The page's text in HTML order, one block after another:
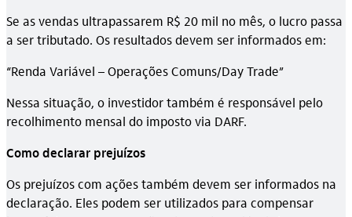
Se as vendas ultrapassarem R$ 20 mil no mês, o lucro passa
a ser tributado. Os resultados devem ser informados em:
“Renda Variável – Operações Comuns/Day Trade”
Nessa situação, o investidor também é responsável pelo
recolhimento mensal do imposto via DARF.
Como declarar prejuízos
Os prejuízos com ações também devem ser informados na
declaração. Eles podem ser utilizados para compensar